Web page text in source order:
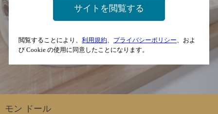
モン ドール
サイトを閲覧する
閲覧することにより、 利用規約 プライバシーポリシー 、およ
び Cookie の使用に同意したことになります。